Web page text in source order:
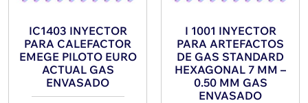
IC1403 INYECTOR
PARA CALEFACTOR
EMEGE PILOTO EURO
ACTUAL GAS
ENVASADO
I 1001 INYECTOR
PARA ARTEFACTOS
DE GAS STANDARD
HEXAGONAL 7 MM –
0.50 MM GAS
ENVASADO